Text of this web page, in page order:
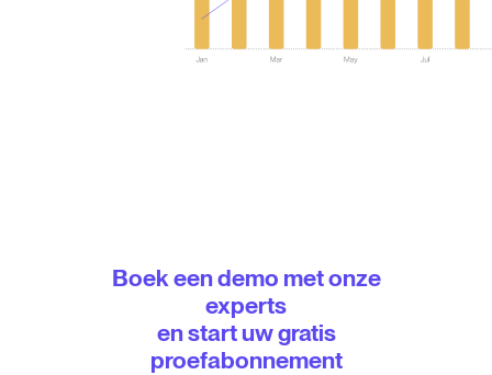
Boek een demo met onze
experts
en start uw gratis
proefabonnement